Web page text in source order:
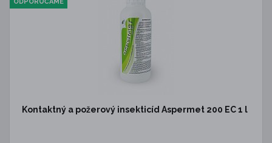
Kontaktný a požerový insekticíd Aspermet 200 EC 1 l